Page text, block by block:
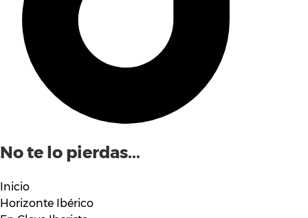
No te lo pierdas...
Inicio
Horizonte Ibérico